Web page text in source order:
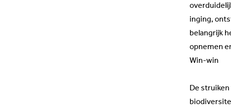
inging,
belangrijk
opnemen
Win-win
De